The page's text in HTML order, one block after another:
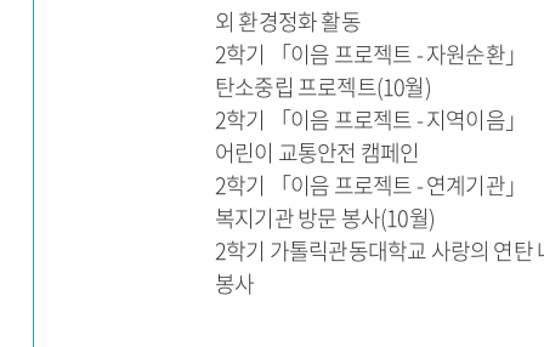
외 환경정화 활동
2학기 「이음 프로젝트 - 자원순환」
탄소중립 프로젝트(10월)
2학기 「이음 프로젝트 - 지역이음」
어린이 교통안전 캠페인
2학기 「이음 프로젝트 - 연계기관」
복지기관 방문 봉사(10월)
2학기 가톨릭관동대학교 사랑의 연탄
봉사